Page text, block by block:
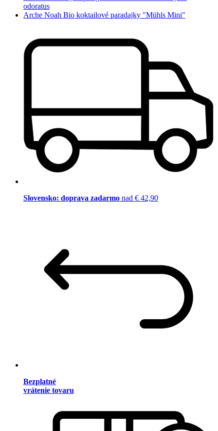
odoratus
Arche Noah Bio koktailové paradajky "Mühls Mini"
Slovensko: doprava zadarmo nad € 42,90
Bezplatné
vrátenie tovaru